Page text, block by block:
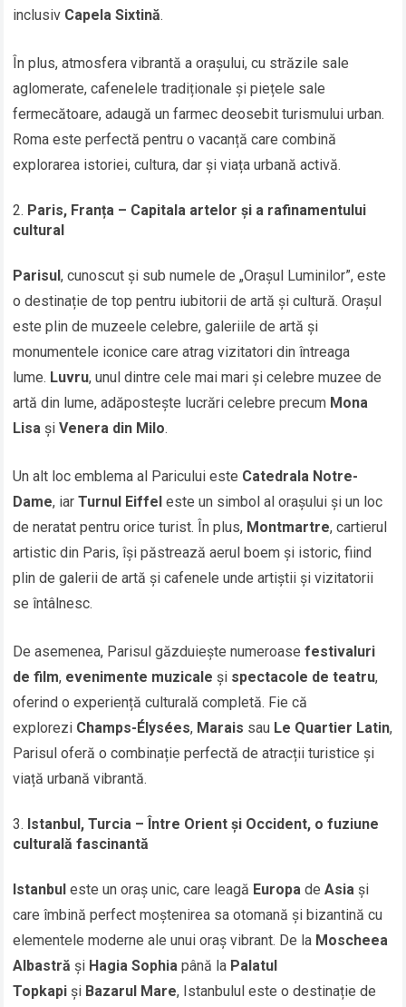
inclusiv Capela Sixtină.
În plus, atmosfera vibrantă a orașului, cu străzile sale
aglomerate, cafenelele tradiționale și piețele sale
fermecătoare, adaugă un farmec deosebit turismului urban.
Roma este perfectă pentru o vacanță care combină
explorarea istoriei, cultura, dar și viața urbană activă.
Paris, Franța – Capitala artelor și a rafinamentului
cultural
Parisul, cunoscut și sub numele de „Orașul Luminilor”, este
o destinație de top pentru iubitorii de artă și cultură. Orașul
este plin de muzeele celebre, galeriile de artă și
monumentele iconice care atrag vizitatori din întreaga
lume. Luvru, unul dintre cele mai mari și celebre muzee de
artă din lume, adăpostește lucrări celebre precum Mona
Lisa șiVenera din Milo.
Un alt loc emblema al Paricului este Catedrala Notre-
Dame, iarTurnul Eiffel este un simbol al orașului și un loc
de neratat pentru orice turist. În plus, Montmartre, cartierul
artistic din Paris, își păstrează aerul boem și istoric, fiind
plin de galerii de artă și cafenele unde artiștii și vizitatorii
se întâlnesc.
De asemenea, Parisul găzduiește numeroasefestivaluri
de film, evenimente muzicale și spectacole de teatru,
oferind o experiență culturală completă. Fie că
explorezi Champs-Élysées, Marais sau Le Quartier Latin,
Parisul oferă o combinație perfectă de atracții turistice și
viață urbană vibrantă.
Istanbul, Turcia – Între Orient și Occident, o fuziune
culturală fascinantă
Istanbul este un oraș unic, care leagă Europa deAsia și
care îmbină perfect moștenirea sa otomană și bizantină cu
elementele moderne ale unui oraș vibrant. De la Moscheea
Albastră și Hagia Sophia până la Palatul
Topkapi și Bazarul Mare, Istanbulul este o destinație de